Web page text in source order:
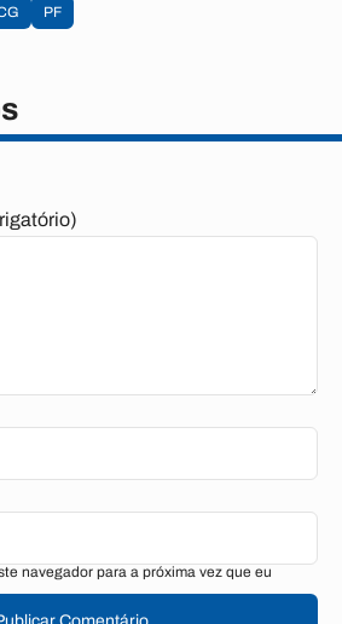
PF
navegador para a próxima vez que eu
Comentário